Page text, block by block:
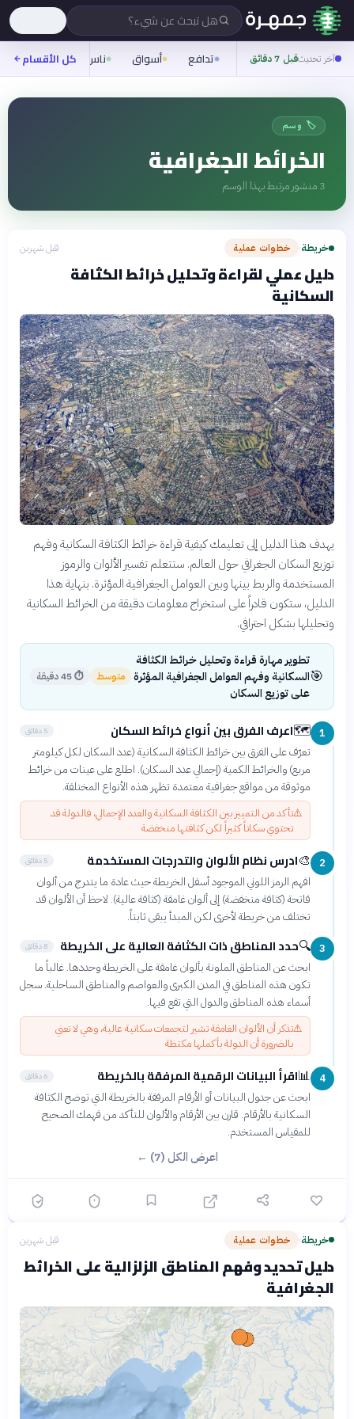
هل تبحث عن شيء؟
آخر تحديثقبل 7 دقائق تدافع أسواق ناس روح
كل الأقسام
🏷️ وسم
الخرائط الجغرافية
3 منشور مرتبط بهذا الوسم
خريطة› خطوات عملية قبل شهرين
دليل عملي لقراءة وتحليل خرائط الكثافة
السكانية
يهدف هذا الدليل إلى تعليمك كيفية قراءة خرائط الكثافة السكانية وفهم
توزيع السكان الجغرافي حول العالم. ستتعلم تفسير الألوان والرموز
المستخدمة والربط بينها وبين العوامل الجغرافية المؤثرة. بنهاية هذا
الدليل، ستكون قادراً على استخراج معلومات دقيقة من الخرائط السكانية
وتحليلها بشكل احترافي.
🎯
تطوير مهارة قراءة وتحليل خرائط الكثافة
السكانية وفهم العوامل الجغرافية المؤثرة
على توزيع السكان
متوسط ⏱45 دقيقة
1
🗺️اعرف الفرق بين أنواع خرائط السكان 5 دقائق
تعرّف على الفرق بين خرائط الكثافة السكانية (عدد السكان لكل كيلومتر
مربع) والخرائط الكمية (إجمالي عدد السكان). اطلع على عينات من خرائط
موثوقة من مواقع جغرافية معتمدة تظهر هذه الأنواع المختلفة.
⚠️تأكد من التمييز بين الكثافة السكانية والعدد الإجمالي، فالدولة قد
تحتوي سكاناً كثيراً لكن كثافتها منخفضة
2
🎨ادرس نظام الألوان والتدرجات المستخدمة 5 دقائق
افهم الرمز اللوني الموجود أسفل الخريطة حيث عادة ما يتدرج من ألوان
فاتحة (كثافة منخفضة) إلى ألوان غامقة (كثافة عالية). لاحظ أن الألوان قد
تختلف من خريطة لأخرى لكن المبدأ يبقى ثابتاً.
3
🔍حدد المناطق ذات الكثافة العالية على الخريطة 8 دقائق
ابحث عن المناطق الملونة بألوان غامقة على الخريطة وحددها. غالباً ما
تكون هذه المناطق في المدن الكبرى والعواصم والمناطق الساحلية. سجل
أسماء هذه المناطق والدول التي تقع فيها.
⚠️تذكر أن الألوان الغامقة تشير لتجمعات سكانية عالية، وهي لا تعني
بالضرورة أن الدولة بأكملها مكتظة
4
📊اقرأ البيانات الرقمية المرفقة بالخريطة 6 دقائق
ابحث عن جدول البيانات أو الأرقام المرفقة بالخريطة التي توضح الكثافة
السكانية بالأرقام. قارن بين الأرقام والألوان للتأكد من فهمك الصحيح
للمقياس المستخدم.
اعرض الكل (7) ←
خريطة› خطوات عملية قبل شهرين
دليل تحديد وفهم المناطق الزلزالية على الخرائط
الجغرافية